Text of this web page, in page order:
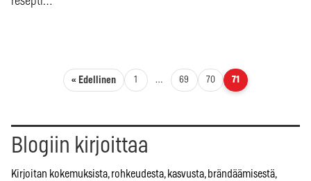
Artikkelien sivutus
« Edellinen 1 … 69 70 71
Blogiin kirjoittaa
Kirjoitan kokemuksista, rohkeudesta, kasvusta, brändäämisestä,